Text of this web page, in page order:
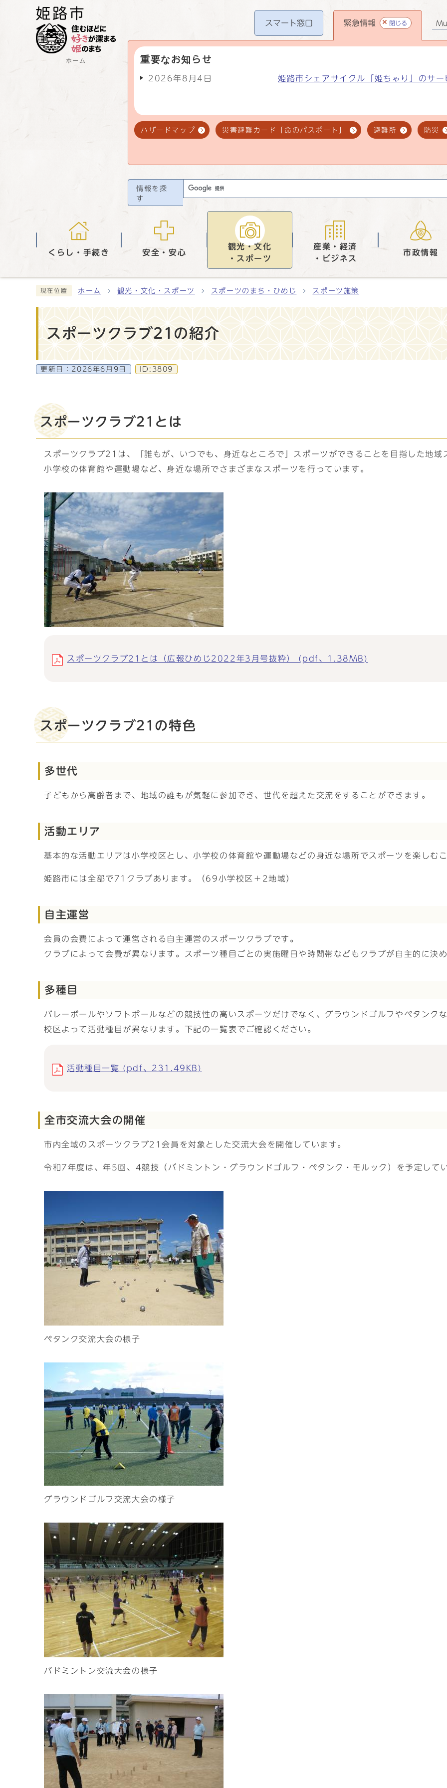
ホーム
スマート窓口 緊急情報 閉じる
重要なお知らせ
2026年8月4日 姫路市シェアサイクル「姫ちゃり」のサ
ハザードマップ 災害避難カード「命のパスポート」 避難所 防災
情報を探
す
くらし・手続き 安全・安心
観光・文化
・スポーツ
産業・経済
・ビジネス
市政情報
現在位置 ホーム 観光・文化・スポーツ スポーツのまち・ひめじ スポーツ施策
スポーツクラブ21の紹介
更新日： 2026年6月9日 ID:3809
スポーツクラブ21とは
スポーツクラブ21は、「誰もが、いつでも、身近なところで」スポーツができることを目指した地域
小学校の体育館や運動場など、身近な場所でさまざまなスポーツを行っています。
スポーツクラブ21とは（広報ひめじ2022年3月号抜粋） (pdf、1.38MB)
スポーツクラブ21の特色
多世代
子どもから高齢者まで、地域の誰もが気軽に参加でき、世代を超えた交流をすることができます。
活動エリア
基本的な活動エリアは小学校区とし、小学校の体育館や運動場などの身近な場所でスポーツを楽しむ
姫路市には全部で71クラブあります。（69小学校区＋2地域）
自主運営
会員の会費によって運営される自主運営のスポーツクラブです。
クラブによって会費が異なります。スポーツ種目ごとの実施曜日や時間帯などもクラブが自主的に決
多種目
バレーボールやソフトボールなどの競技性の高いスポーツだけでなく、グラウンドゴルフやペタンク
校区よって活動種目が異なります。下記の一覧表でご確認ください。
活動種目一覧 (pdf、231.49KB)
全市交流大会の開催
市内全域のスポーツクラブ21会員を対象とした交流大会を開催しています。
令和7年度は、年5回、4競技（バドミントン・グラウンドゴルフ・ペタンク・モルック）を予定して
ペタンク交流大会の様子
グラウンドゴルフ交流大会の様子
バドミントン交流大会の様子